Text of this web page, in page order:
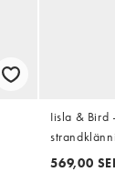
Iisla & Bird
volang
569,00